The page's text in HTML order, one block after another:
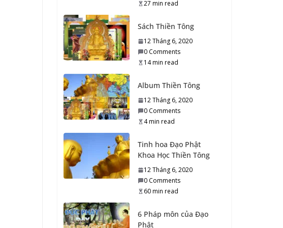
Giới
0 Comments
15 vị Đệ tử Thiền Tông
1 Tháng 11, 2021
0 Comments
13 min read
năm 2020
16 Tháng 10, 2020
0 Comments
13 min read
năm 2019
27 min read
Sách Thiền Tông
12 Tháng 6, 2020
0 Comments
14 min read
Album Thiền Tông
12 Tháng 6, 2020
0 Comments
4 min read
Tinh hoa Đạo Phật
Khoa Học Thiền Tông
12 Tháng 6, 2020
0 Comments
60 min read
6 Pháp môn của Đạo
Phật